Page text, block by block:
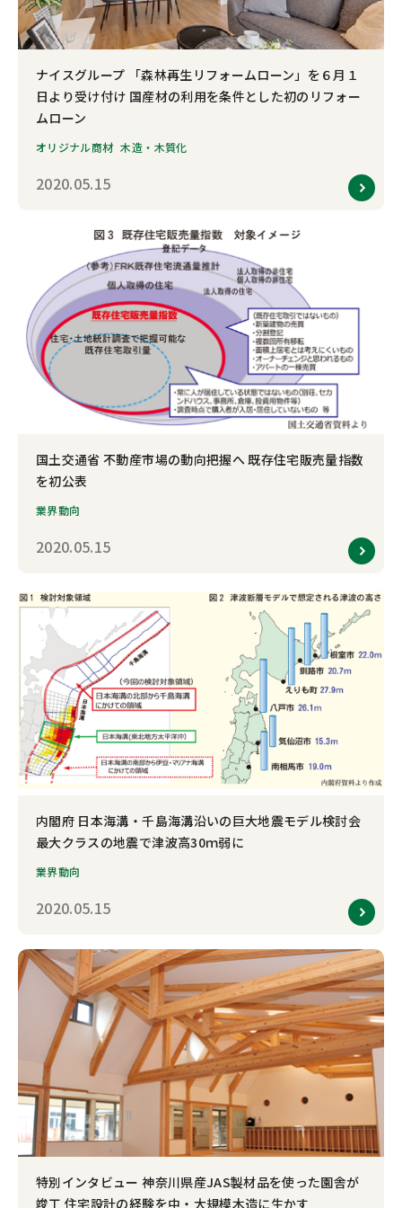
ナイスグループ 「森林再生リフォームローン」を６月１
日より受け付け 国産材の利用を条件とした初のリフォー
ムローン
オリジナル商材 木造・木質化
2020.05.15
国土交通省 不動産市場の動向把握へ 既存住宅販売量指数
を初公表
業界動向
2020.05.15
内閣府 日本海溝・千島海溝沿いの巨大地震モデル検討会
最大クラスの地震で津波高30ｍ弱に
業界動向
2020.05.15
特別インタビュー 神奈川県産JAS製材品を使った園舎が
竣工 住宅設計の経験を中・大規模木造に生かす